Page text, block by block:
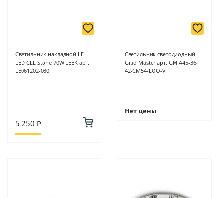
Светильник накладной LE
LED CLL Stone 70W LEEK арт.
LE061202-030
5 250 ₽
Светильник светодиодный
Grad Master арт. GM A45-36-
42-CM54-LOO-V
Нет цены